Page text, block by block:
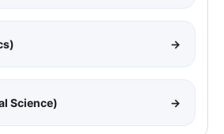
→
Science) →